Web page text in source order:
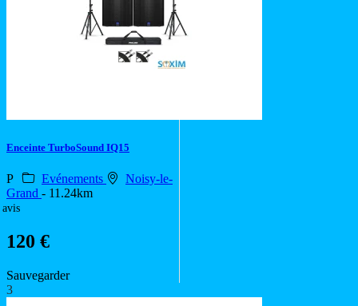
Enceinte TurboSound IQ15
P Evénements
Noisy-le-
Grand - 11.24km
avis
120 €
Sauvegarder
3